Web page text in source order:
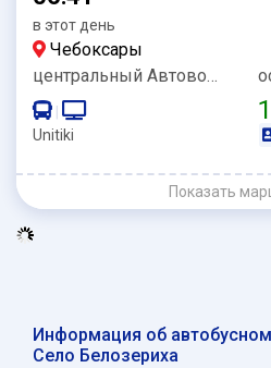
в этот день
Чебоксары
центральный Автовокзал
Unitiki
Показать
Информация об
Село Белозериха